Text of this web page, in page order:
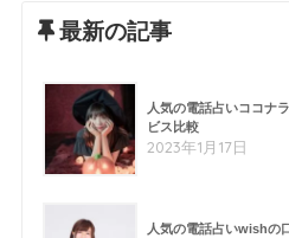
最新の記事
人気の電話占いココナ
ビス比較
2023年1月17日
人気の電話占いwishの